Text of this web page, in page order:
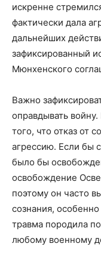
искренне
фактически дала
дальнейших
зафиксированный
Мюнхенского
Важно
оправдывать
того, что отказ от
агрессию. Если бы
было бы
освобождение
поэтому он часто
сознания,
травма породила
любому военному